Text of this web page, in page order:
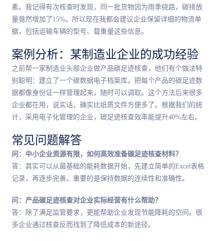
素。我记得有次核查时发现，同一批货物因为雨季绕路，碳排放
量竟然增加了15%。所以现在我都会建议企业保留详细的物流单
据，包括运输车辆的型号、载重量这些信息。
案例分析：某制造业企业的成功经验
之前帮一家制造业头部企业做产品碳足迹核查，他们有个做法特
别聪明：建立了一个碳数据电子档案库。把每个产品的碳足迹数
据都像身份证一样管理起来，随时可以调取。这个方法后来很多
企业都在用，说实话，确实比纸质文件方便多了。根据我们的统
计，采用电子化管理的企业，碳足迹核查效率能提升40%左右。
常见问题解答
问：中小企业资源有限，如何高效准备碳足迹核查材料？
答：其实可以从最基础的能耗数据开始，先建立简单的Excel表格
记录，再逐步完善。重要的是保持数据的连续性和准确性。
问：产品碳足迹核查对企业实际经营有什么帮助？
答：除了满足监管要求，更能帮助企业发现节能降耗的空间。很
多企业通过核查反而找到了降低成本的新途径。